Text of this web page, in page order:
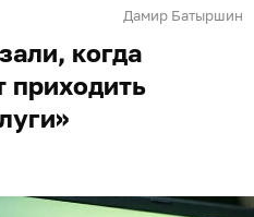
Дамир Батыршин
когда
приходить